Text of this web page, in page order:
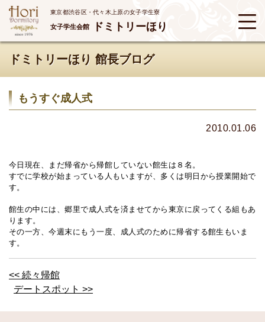
東京都渋谷区・代々木上原の女子学生寮
女子学生会館 ドミトリーほり
ドミトリーほり 館長ブログ
もうすぐ成人式
2010.01.06
今日現在、まだ帰省から帰館していない館生は８名。
すでに学校が始まっている人もいますが、多くは明日から授業開始で
す。
館生の中には、郷里で成人式を済ませてから東京に戻ってくる組もあ
ります。
その一方、今週末にもう一度、成人式のために帰省する館生もいま
す。
<< 続々帰館
デートスポット >>